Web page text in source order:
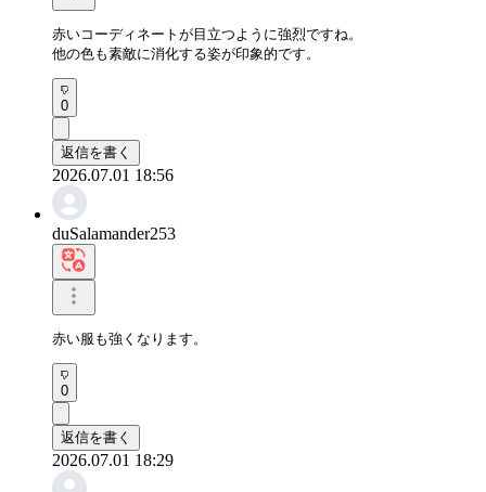
赤いコーディネートが目立つように強烈ですね。
他の色も素敵に消化する姿が印象的です。
0
返信を書く
2026.07.01 18:56
duSalamander253
赤い服も強くなります。
0
返信を書く
2026.07.01 18:29